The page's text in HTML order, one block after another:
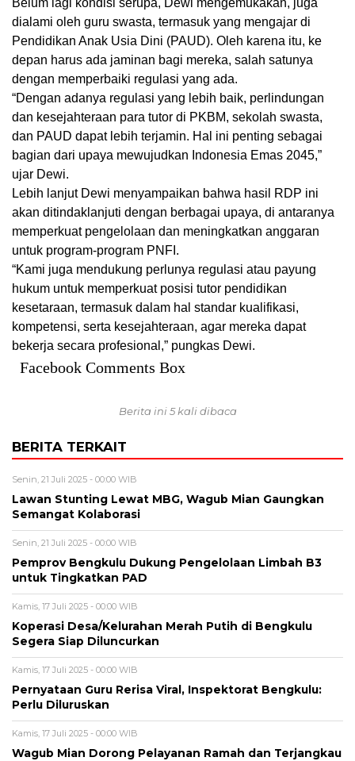
Belum lagi kondisi serupa, Dewi mengemukakan, juga
dialami oleh guru swasta, termasuk yang mengajar di
Pendidikan Anak Usia Dini (PAUD). Oleh karena itu, ke
depan harus ada jaminan bagi mereka, salah satunya
dengan memperbaiki regulasi yang ada.
“Dengan adanya regulasi yang lebih baik, perlindungan
dan kesejahteraan para tutor di PKBM, sekolah swasta,
dan PAUD dapat lebih terjamin. Hal ini penting sebagai
bagian dari upaya mewujudkan Indonesia Emas 2045,”
ujar Dewi.
Lebih lanjut Dewi menyampaikan bahwa hasil RDP ini
akan ditindaklanjuti dengan berbagai upaya, di antaranya
memperkuat pengelolaan dan meningkatkan anggaran
untuk program-program PNFI.
“Kami juga mendukung perlunya regulasi atau payung
hukum untuk memperkuat posisi tutor pendidikan
kesetaraan, termasuk dalam hal standar kualifikasi,
kompetensi, serta kesejahteraan, agar mereka dapat
bekerja secara profesional,” pungkas Dewi.
Facebook Comments Box
Berita ini 5 kali dibaca
BERITA TERKAIT
Senin, 21 Juli 2025 - 00:00 WIB
Lawan Stunting Lewat MBG, Wagub Mian Gaungkan
Semangat Kolaborasi
Senin, 21 Juli 2025 - 00:00 WIB
Pemprov Bengkulu Dukung Pengelolaan Limbah B3
untuk Tingkatkan PAD
Kamis, 17 Juli 2025 - 00:00 WIB
Koperasi Desa/Kelurahan Merah Putih di Bengkulu
Segera Siap Diluncurkan
Kamis, 17 Juli 2025 - 00:00 WIB
Pernyataan Guru Rerisa Viral, Inspektorat Bengkulu:
Perlu Diluruskan
Kamis, 17 Juli 2025 - 00:00 WIB
Wagub Mian Dorong Pelayanan Ramah dan Terjangkau